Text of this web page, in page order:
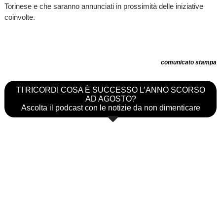
Torinese e che saranno annunciati in prossimità delle iniziative
coinvolte.
comunicato stampa
TI RICORDI COSA È SUCCESSO L’ANNO SCORSO
AD AGOSTO?
Ascolta il podcast con le notizie da non dimenticare